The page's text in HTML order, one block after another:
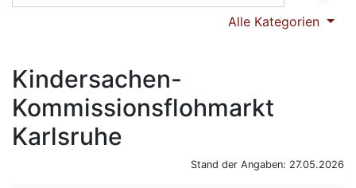
Alle Kategorien
Kindersachen-
Kommissionsflohmarkt
Karlsruhe
Stand der Angaben: 27.05.2026